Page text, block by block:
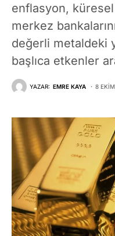
enflasyon,
merkez
değerli metaldeki
başlıca etkenler
YAZAR: EMRE KAYA 8